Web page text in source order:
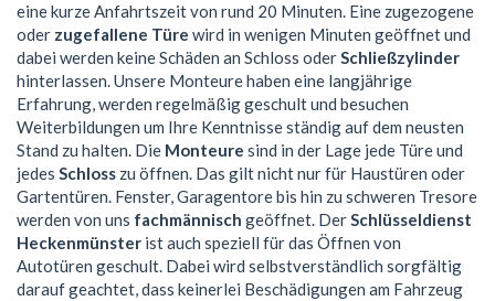
eine kurze Anfahrtszeit von rund 20 Minuten. Eine zugezogene
oder zugefallene Türe wird in wenigen Minuten geöffnet und
dabei werden keine Schäden an Schloss oderSchließzylinder
hinterlassen. Unsere Monteure haben eine langjährige
Erfahrung, werden regelmäßig geschult und besuchen
Weiterbildungen um Ihre Kenntnisse ständig auf dem neusten
Stand zu halten. Die Monteure sind in der Lage jede Türe und
jedes Schloss zu öffnen. Das gilt nicht nur für Haustüren oder
Gartentüren. Fenster, Garagentore bis hin zu schweren Tresore
werden von uns fachmännisch geöffnet. DerSchlüsseldienst
Heckenmünster ist auch speziell für das Öffnen von
Autotüren geschult. Dabei wird selbstverständlich sorgfältig
darauf geachtet, dass keinerlei Beschädigungen am Fahrzeug